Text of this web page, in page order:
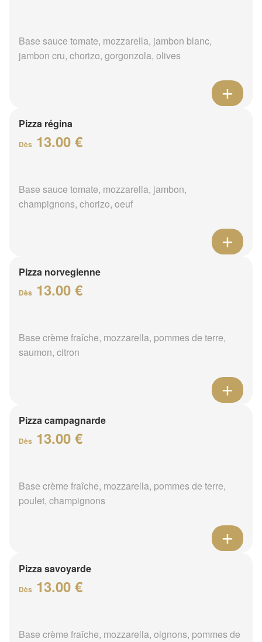
Base sauce tomate, mozzarella, jambon blanc,
jambon cru, chorizo, gorgonzola, olives
Pizza régina
Dès 13.00 €
Base sauce tomate, mozzarella, jambon,
champignons, chorizo, oeuf
Pizza norvegienne
Dès 13.00 €
Base crème fraîche, mozzarella, pommes de terre,
saumon, citron
Pizza campagnarde
Dès 13.00 €
Base crème fraîche, mozzarella, pommes de terre,
poulet, champignons
Pizza savoyarde
Dès 13.00 €
Base crème fraîche, mozzarella, oignons, pommes de